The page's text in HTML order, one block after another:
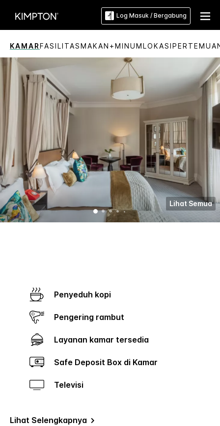
Log Masuk / Bergabung
KAMARFASILITASMAKAN+MINUMLOKASI
Lihat Semua
Penyeduh kopi
Pengering rambut
Layanan kamar tersedia
Safe Deposit Box di Kamar
Televisi
Lihat Selengkapnya